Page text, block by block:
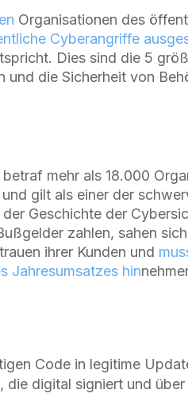
Organisationen des
Cyberangriffe
Dies sind die 5
und die Sicherheit von
mehr als 18.000
gilt als einer der
Geschichte der
zahlen, sahen
ihrer Kunden und
Jahresumsatzes hin
Code in legitime
die digital signiert und